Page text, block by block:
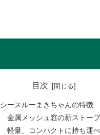
目次
シースルーまきちゃんの特徴
金属メッシュ窓の薪ストーブ
軽量、コンパクトに持ち運